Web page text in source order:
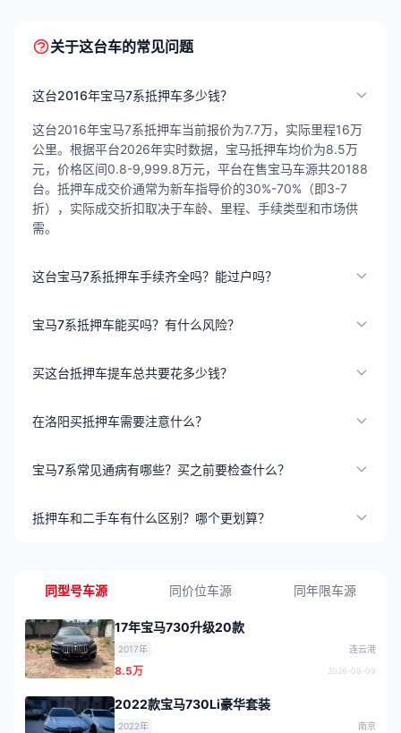
关于这台车的常见问题
这台2016年宝马7系抵押车多少钱？
这台2016年宝马7系抵押车当前报价为7.7万，实际里程16万
公里。根据平台2026年实时数据，宝马抵押车均价为8.5万
元，价格区间0.8-9,999.8万元，平台在售宝马车源共20188
台。抵押车成交价通常为新车指导价的30%-70%（即3-7
折），实际成交折扣取决于车龄、里程、手续类型和市场供
需。
这台宝马7系抵押车手续齐全吗？能过户吗？
宝马7系抵押车能买吗？有什么风险？
买这台抵押车提车总共要花多少钱？
在洛阳买抵押车需要注意什么？
宝马7系常见通病有哪些？买之前要检查什么？
抵押车和二手车有什么区别？哪个更划算？
同型号车源 同价位车源 同年限车源
17年宝马730升级20款
2017年 连云港
8.5万 2026-08-09
2022款宝马730Li豪华套装
2022年 南京